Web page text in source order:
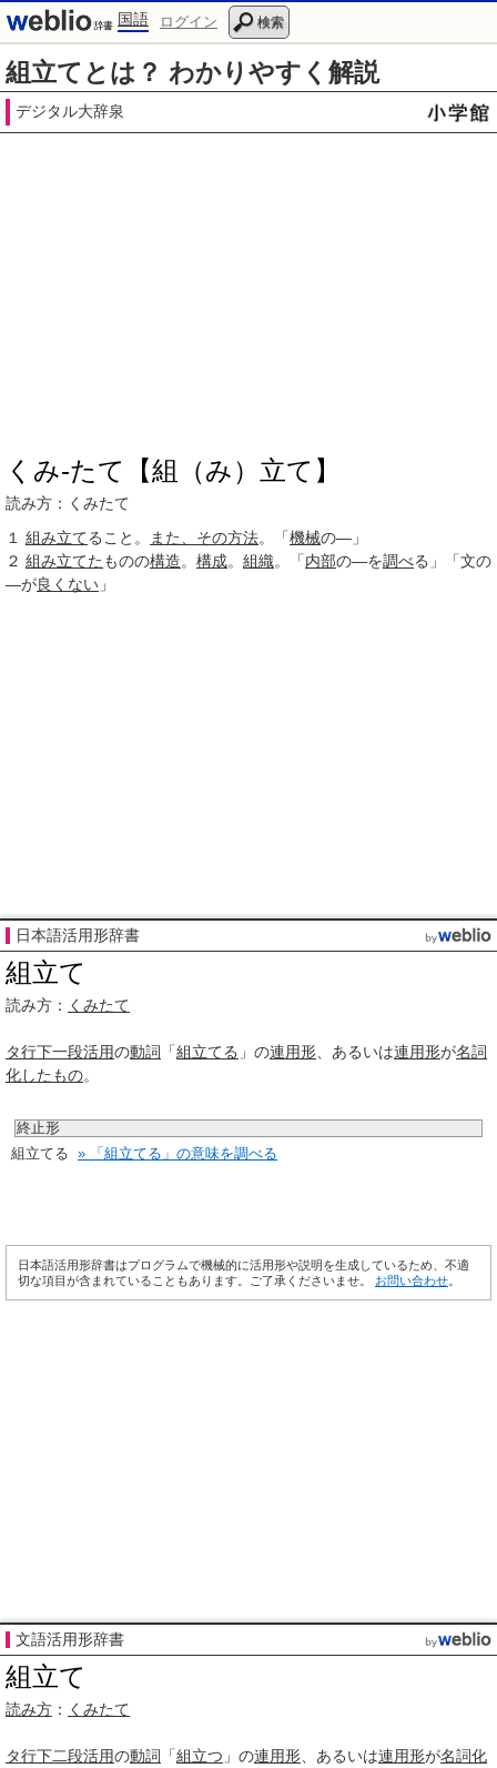
国語 ログイン 検索
組立てとは？ わかりやすく解説
デジタル大辞泉
くみ‐たて【組（み）立て】
読み方：くみたて
１
組み立てること。 また、 その方法。「機械の―」
２ 組み立てた ものの構造。 構成。 組織。「内部の―を調べる」「文の
―が良くない 」
日本語活用形辞書
組立て
読み方： くみたて
タ行下一段活用の動詞 「組立てる 」の連用形 、あるいは連用形が名詞
化したもの。
終止形
組立てる » 「組立てる」の意味を調べる
日本語活用形辞書はプログラムで機械的に活用形や説明を生成しているため、不適
切な項目が含まれていることもあります。ご了承くださいませ。 お問い合わせ
文語活用形辞書
組立て
読み方 ： くみたて
タ行下二段活用の動詞 「組立つ 」の連用形 、あるいは連用形が名詞化